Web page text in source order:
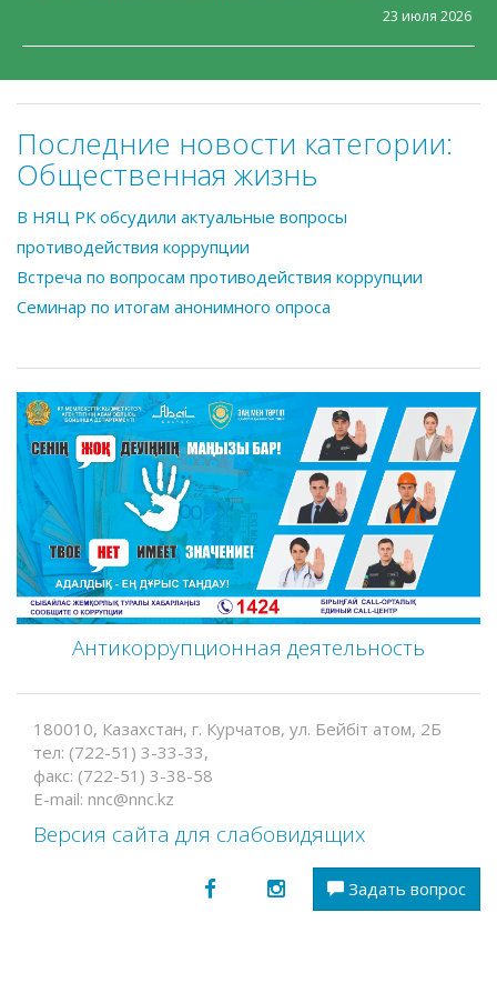
23 июля 2026
Последние новости категории:
Общественная жизнь
В НЯЦ РК обсудили актуальные вопросы
противодействия коррупции
Встреча по вопросам противодействия коррупции
Семинар по итогам анонимного опроса
Антикоррупционная деятельность
180010, Казахстан, г. Курчатов, ул. Бейбіт атом, 2Б
тел: (722-51) 3-33-33,
факс: (722-51) 3-38-58
E-mail: nnc@nnc.kz
Версия сайта для слабовидящих
Задать вопрос